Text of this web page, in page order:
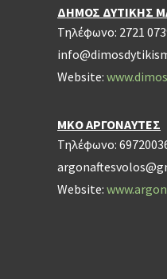
ΔΗΜΟΣ ΔΥΤΙΚΗΣ
Τηλέφωνο: 2721
Website:
ΜΚΟ ΑΡΓΟΝΑΥΤΕΣ
Τηλέφωνο:
Website: